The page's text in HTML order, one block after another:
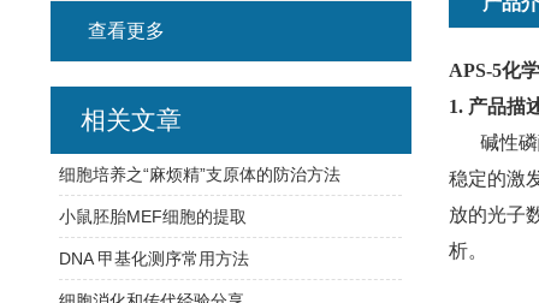
APS-5化
1. 产品描
碱性
稳定的激
放的光子
析。
查看更多
相关文章
细胞培养之“麻烦精”支原体的防治方法
小鼠胚胎MEF细胞的提取
DNA 甲基化测序常用方法